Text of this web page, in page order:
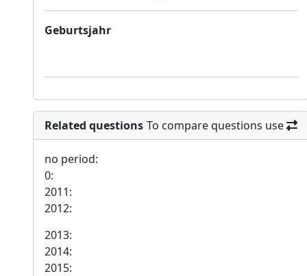
Geburtsjahr
Related questions To compare questions use
no period:
0:
2011:
2012:
2013:
2014:
2015: